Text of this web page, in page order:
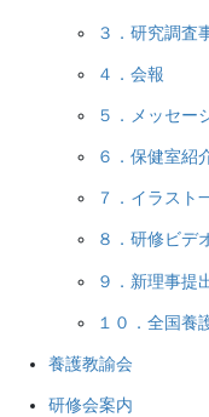
３．研究調査
４．会報
５．メッセー
６．保健室紹
７．イラスト
８．研修ビデ
９．新理事提
１０．全国養
養護教諭会
研修会案内